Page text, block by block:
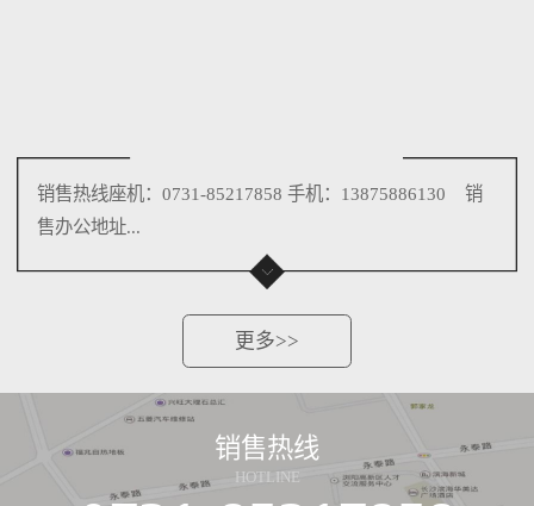
销售热线座机：0731-85217858 手机：13875886130 销
售办公地址...
更多>>
销售热线
HOTLINE